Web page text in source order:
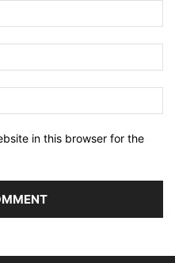
in this browser for the